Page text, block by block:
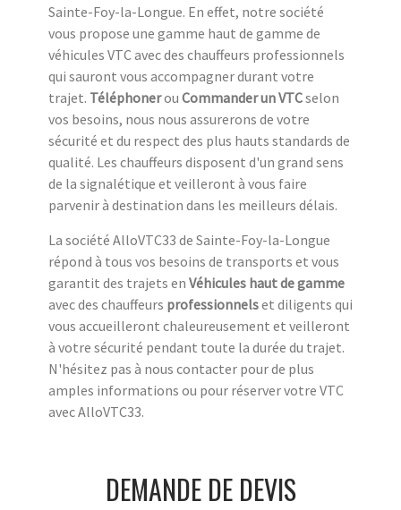
Sainte-Foy-la-Longue. En effet, notre société
vous propose une gamme haut de gamme de
véhicules VTC avec des chauffeurs professionnels
qui sauront vous accompagner durant votre
trajet. Téléphonerou Commander un VTCselon
vos besoins, nous nous assurerons de votre
sécurité et du respect des plus hauts standards de
qualité. Les chauffeurs disposent d'un grand sens
de la signalétique et veilleront à vous faire
parvenir à destination dans les meilleurs délais.
La société AlloVTC33 de Sainte-Foy-la-Longue
répond à tous vos besoins de transports et vous
garantit des trajets en Véhicules haut de gamme
avec des chauffeurs professionnelset diligents qui
vous accueilleront chaleureusement et veilleront
à votre sécurité pendant toute la durée du trajet.
N'hésitez pas à nous contacter pour de plus
amples informations ou pour réserver votre VTC
avec AlloVTC33.
DEMANDE DE DEVIS